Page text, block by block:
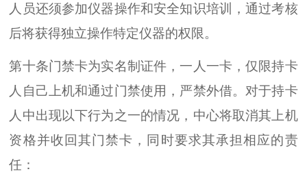
人员还须参加仪器操作和安全知识培训，通过考核
后将获得独立操作特定仪器的权限。
第十条门禁卡为实名制证件，一人一卡，仅限持卡
人自己上机和通过门禁使用，严禁外借。对于持卡
人中出现以下行为之一的情况，中心将取消其上机
资格并收回其门禁卡，同时要求其承担相应的责
任：